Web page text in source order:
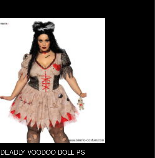
DEADLY VOODOO DOLL PS